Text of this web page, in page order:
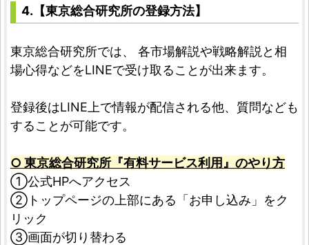
4.【東京総合研究所の登録方法】
東京総合研究所では、 各市場解説や戦略解説と相
場心得などをLINEで受け取ることが出来ます。
登録後はLINE上で情報が配信される他、質問なども
することが可能です。
○ 東京総合研究所『有料サービス利用』のやり方
①公式HPへアクセス
➁トップページの上部にある「お申し込み」をク
リック
③画面が切り替わる